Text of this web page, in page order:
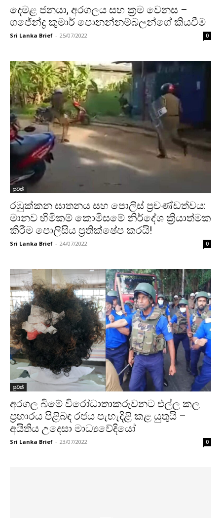
දෙමළ ජනයා, අරගලය සහ ක්‍රම වෙනස –
ගජේන්ද්‍ර කුමාර් පොනන්නම්බලන්ගේ කියවීම
Sri Lanka Brief - 25/07/2022 0
පුවත්
රඹුක්කන ඝාතනය සහ පොලිස් ප්‍රචණ්ඩත්වය:
මානව හිමිකම් කොමිසමේ නිර්දේශ ක්‍රියාත්මක
කිරීම පොලිසිය ප්‍රතික්ෂේප කරයි!
Sri Lanka Brief - 24/07/2022 0
පුවත්
අරගල බිමේ විරෝධාතාකරුවනට එල්ල කල
ප්‍රහාරය පිළිබඳ රජය පැහැදිළි කළ යුතුයි –
අයිතිය උදෙසා මාධ්‍යවේදියෝ
Sri Lanka Brief - 23/07/2022 0